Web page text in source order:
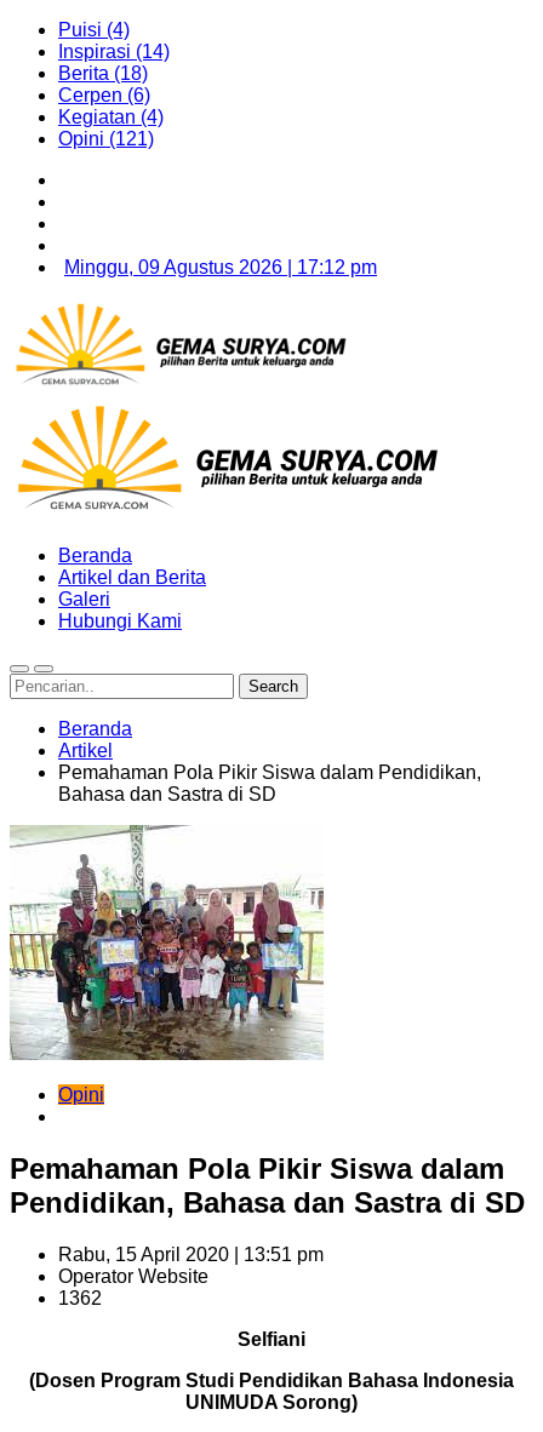
Puisi (4)
Inspirasi (14)
Berita (18)
Cerpen (6)
Kegiatan (4)
Opini (121)
Minggu, 09 Agustus 2026 | 17:12 pm
Beranda
Artikel dan Berita
Galeri
Hubungi Kami
Beranda
Artikel
Pemahaman Pola Pikir Siswa dalam Pendidikan,
Bahasa dan Sastra di SD
Opini
Pemahaman Pola Pikir Siswa dalam
Pendidikan, Bahasa dan Sastra di SD
Rabu, 15 April 2020 | 13:51 pm
Operator Website
1362
Selfiani
(Dosen Program Studi Pendidikan Bahasa Indonesia
UNIMUDA Sorong)